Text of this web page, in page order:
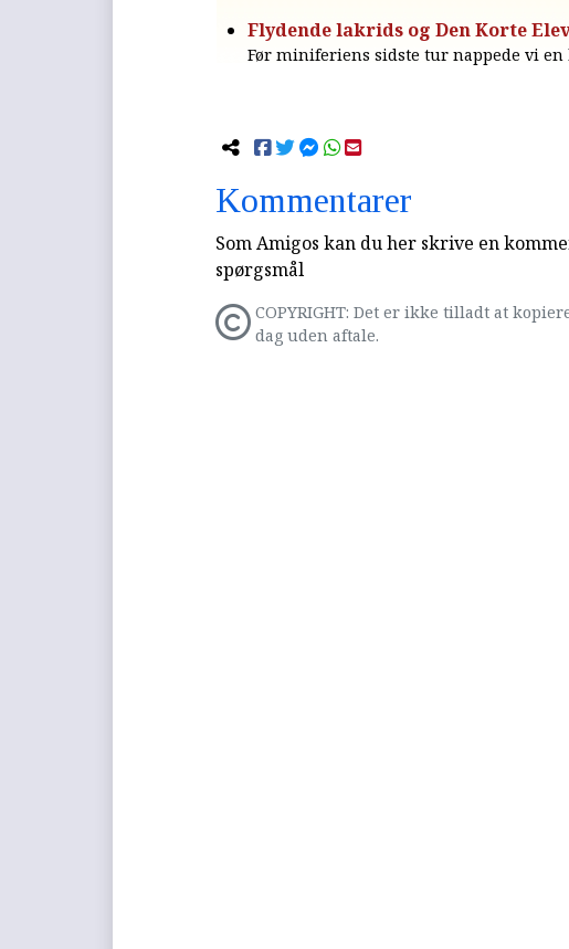
Flydende lakrids og Den Korte
Før miniferiens sidste tur nappede vi
Kommentarer
Som Amigos kan du her skrive en
spørgsmål
COPYRIGHT: Det er ikke tilladt at
dag uden aftale.